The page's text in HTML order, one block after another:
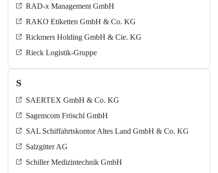
RAD-x Management GmbH
RAKO Etiketten GmbH & Co. KG
Rickmers Holding GmbH & Cie. KG
Rieck Logistik-Gruppe
S
SAERTEX GmbH & Co. KG
Sagemcom Fröschl GmbH
SAL Schiffahrtskontor Altes Land GmbH & Co. KG
Salzgitter AG
Schiller Medizintechnik GmbH